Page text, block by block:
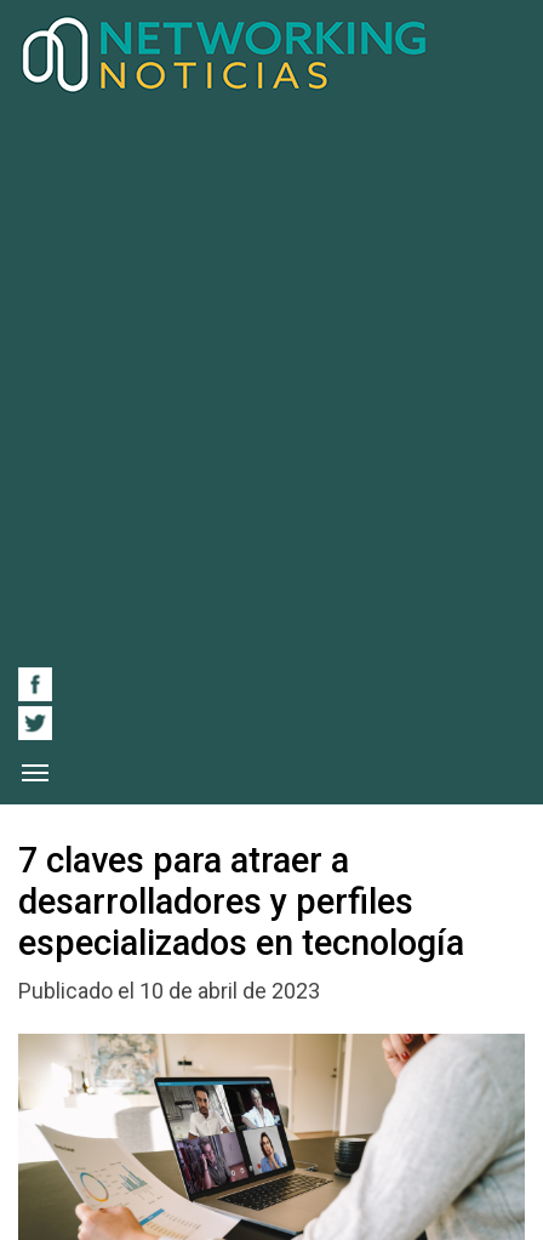
7 claves para atraer a
desarrolladores y perfiles
especializados en tecnología
Publicado el 10 de abril de 2023